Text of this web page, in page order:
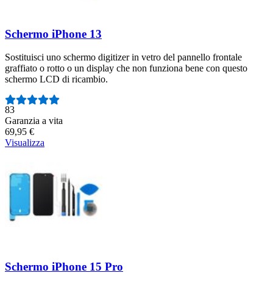
Schermo iPhone 13
Sostituisci uno schermo digitizer in vetro del pannello frontale
graffiato o rotto o un display che non funziona bene con questo
schermo LCD di ricambio.
Numero di recensioni:
83
Garanzia a vita
69,95 €
Visualizza
Schermo iPhone 15 Pro